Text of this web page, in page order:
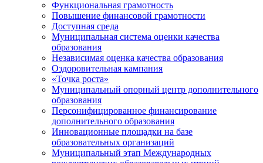
Функциональная грамотность
Повышение финансовой грамотности
Доступная среда
Муниципальная система оценки качества
образования
Независимая оценка качества образования
Оздоровительная кампания
«Точка роста»
Муниципальный опорный центр дополнительного
образования
Персонифицированное финансирование
дополнительного образования
Инновационные площадки на базе
образовательных организаций
Муниципальный этап Международных